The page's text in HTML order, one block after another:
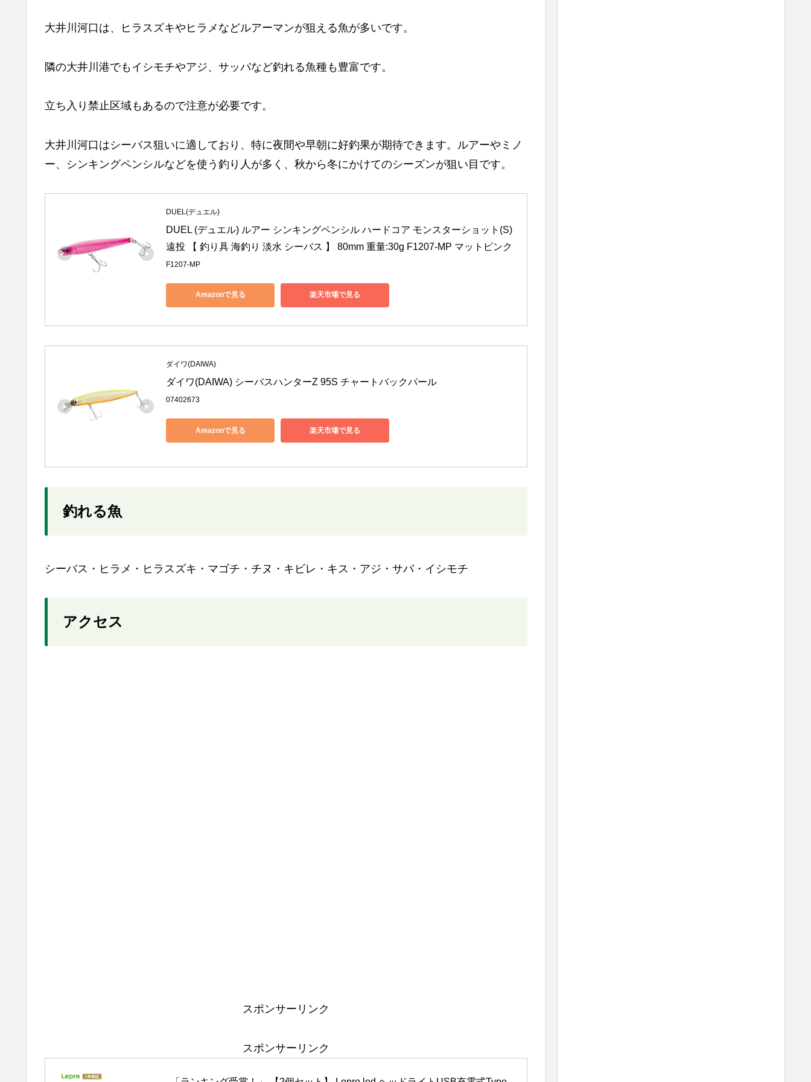
大井川河口は、ヒラスズキやヒラメなどルアーマンが狙える魚が多いです。
隣の大井川港でもイシモチやアジ、サッパなど釣れる魚種も豊富です。
立ち入り禁止区域もあるので注意が必要です。
大井川河口はシーバス狙いに適しており、特に夜間や早朝に好釣果が期待できます。ルアーやミノ
ー、シンキングペンシルなどを使う釣り人が多く、秋から冬にかけてのシーズンが狙い目です。
DUEL(デュエル)
DUEL (デュエル) ルアー シンキングペンシル ハードコア モンスターショット(S)
遠投 【 釣り具 海釣り 淡水 シーバス 】 80mm 重量:30g F1207-MP マットピンク
F1207-MP
Amazonで見る 楽天市場で見る
ダイワ(DAIWA)
ダイワ(DAIWA) シーバスハンターZ 95S チャートバックパール
07402673
Amazonで見る 楽天市場で見る
釣れる魚
シーバス・ヒラメ・ヒラスズキ・マゴチ・チヌ・キビレ・キス・アジ・サバ・イシモチ
アクセス
スポンサーリンク
スポンサーリンク